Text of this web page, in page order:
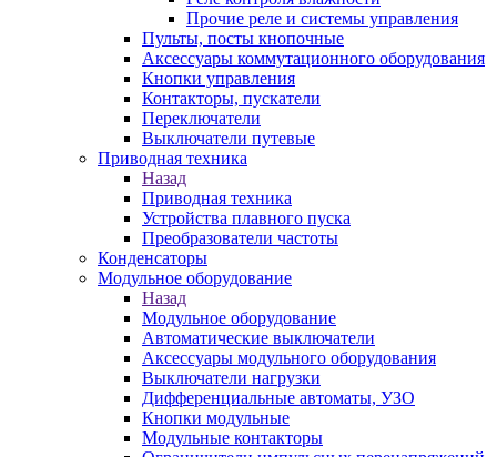
Прочие реле и системы управления
Пульты, посты кнопочные
Аксессуары коммутационного оборудования
Кнопки управления
Контакторы, пускатели
Переключатели
Выключатели путевые
Приводная техника
Назад
Приводная техника
Устройства плавного пуска
Преобразователи частоты
Конденсаторы
Модульное оборудование
Назад
Модульное оборудование
Автоматические выключатели
Аксессуары модульного оборудования
Выключатели нагрузки
Дифференциальные автоматы, УЗО
Кнопки модульные
Модульные контакторы